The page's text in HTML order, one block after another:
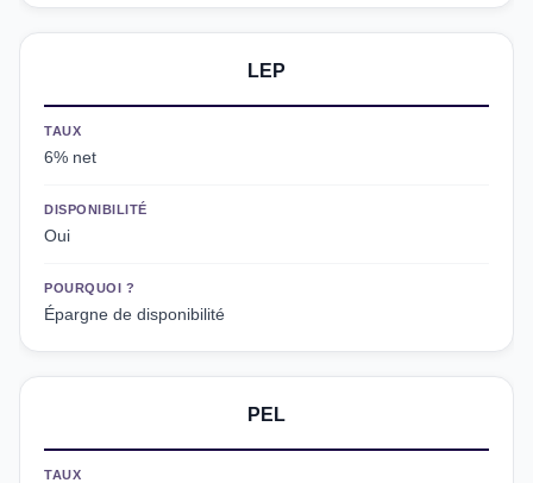
LEP
TAUX
6% net
DISPONIBILITÉ
Oui
POURQUOI ?
Épargne de disponibilité
PEL
TAUX